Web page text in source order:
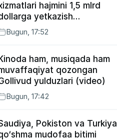
hajmini 1,5 mlrd
yetkazish
Bugun, 17:52
ham, musiqada ham
qozongan
yulduzlari (video)
Bugun, 17:42
Pokiston va Turkiya
mudofaa bitimi